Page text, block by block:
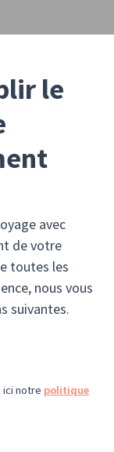
le
avec
de votre
toutes les
nous vous
suivantes.
ici notre politique